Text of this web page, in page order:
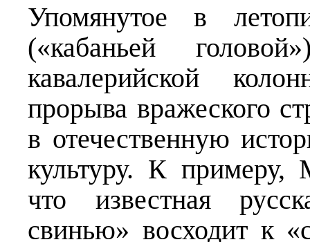
Упомянутое в
(«кабаньей
кавалерийской
прорыва вражеского
в отечественную
культуру. К
что известная
свинью» восходит к